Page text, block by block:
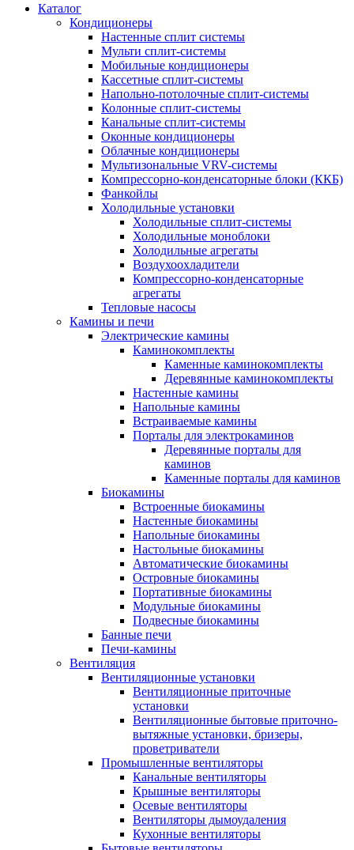
Каталог
Кондиционеры
Настенные сплит системы
Мульти сплит-системы
Мобильные кондиционеры
Кассетные сплит-системы
Напольно-потолочные сплит-системы
Колонные сплит-системы
Канальные сплит-системы
Оконные кондиционеры
Облачные кондиционеры
Мультизональные VRV-системы
Компрессорно-конденсаторные блоки (ККБ)
Фанкойлы
Холодильные установки
Холодильные сплит-системы
Холодильные моноблоки
Холодильные агрегаты
Воздухоохладители
Компрессорно-конденсаторные
агрегаты
Тепловые насосы
Камины и печи
Электрические камины
Каминокомплекты
Каменные каминокомплекты
Деревянные каминокомплекты
Настенные камины
Напольные камины
Встраиваемые камины
Порталы для электрокаминов
Деревянные порталы для
каминов
Каменные порталы для каминов
Биокамины
Встроенные биокамины
Настенные биокамины
Напольные биокамины
Настольные биокамины
Автоматические биокамины
Островные биокамины
Портативные биокамины
Модульные биокамины
Подвесные биокамины
Банные печи
Печи-камины
Вентиляция
Вентиляционные установки
Вентиляционные приточные
установки
Вентиляционные бытовые приточно-
вытяжные установки, бризеры,
проветриватели
Промышленные вентиляторы
Канальные вентиляторы
Крышные вентиляторы
Осевые вентиляторы
Вентиляторы дымоудаления
Кухонные вентиляторы